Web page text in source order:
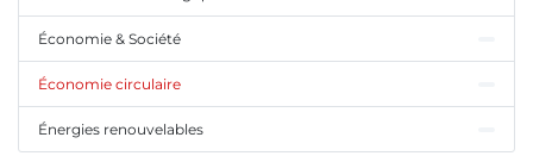
Économie & Société
Économie circulaire
Énergies renouvelables